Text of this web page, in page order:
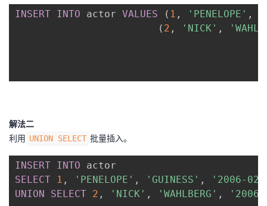
课
程
的
认
证
我
的
实
我
的
的
术
支
持
我
云
声
建
INSERT INTO actor VALUES ( 1 , 'PENELOPE' ,
( 2 , 'NICK' ,
解法二
利用 UNION SELECT 批量插入。
INSERT INTO
SELECT
1 , 'PENELOPE' , 'GUINESS' ,
'2006-
UNION
SELECT 2 , 'NICK' , 'WAHLBERG' ,